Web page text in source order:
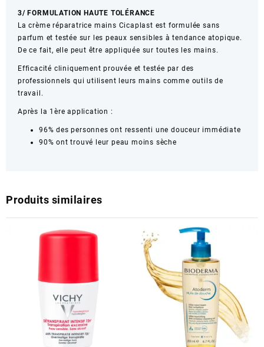
3/ FORMULATION HAUTE TOLÉRANCE
La crème réparatrice mains Cicaplast est formulée sans
parfum et testée sur les peaux sensibles à tendance atopique.
De ce fait, elle peut être appliquée sur toutes les mains.
Efficacité cliniquement prouvée et testée par des
professionnels qui utilisent leurs mains comme outils de
travail.
Après la 1ère application :
96% des personnes ont ressenti une douceur immédiate
90% ont trouvé leur peau moins sèche
Produits similaires